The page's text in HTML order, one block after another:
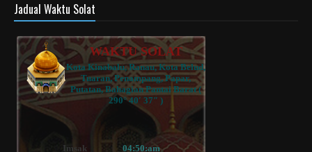
Jadual Waktu Solat